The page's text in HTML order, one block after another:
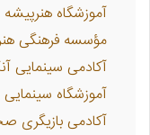
آموزشگاه هنرپیشه
مؤسسه فرهنگی
آکادمی سینمایی
آموزشگاه سینمایی
آکادمی بازیگری